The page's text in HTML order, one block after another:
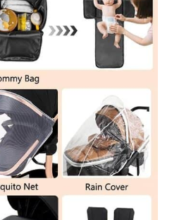
des dommages et des
dangers. La poussette
canne peut être utilisée
dans toutes les
situations routières
grâce à sa conception
antichoc SUV : deux
amortisseurs à ressort
de roue avant et deux
amortisseurs à ressort
de roue arrière.